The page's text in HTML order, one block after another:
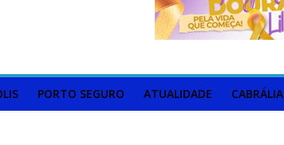
PORTO SEGURO ATUALIDADE CABRÁLIA